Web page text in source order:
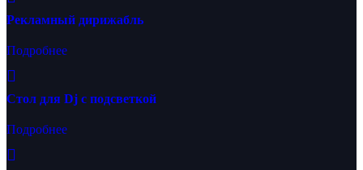
Рекламный дирижабль
Подробнее
Стол для Dj с подсветкой
Подробнее